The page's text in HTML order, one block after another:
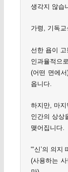
생각지 않습
가령, 기독
선한 욥이
인과율적으
(어떤 면에
옵니다.
하지만, 마지
인간의 상상
맺어집니다.
“‘신’의 의지
(사용하는